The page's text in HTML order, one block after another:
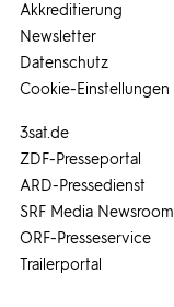
3sat.de
ZDF-Presseportal
ARD-Pressedienst
SRF Media Newsroom
ORF-Presseservice
Trailerportal
Akkreditierung
Newsletter
Datenschutz
Cookie-Einstellungen